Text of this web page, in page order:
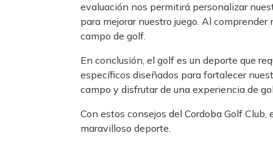
evaluación nos permitirá personalizar
para mejorar nuestro juego. Al
campo de golf.
En conclusión, el golf es un deporte que
específicos diseñados para fortalecer
campo y disfrutar de una experiencia de
Con estos consejos del Cordoba Golf
maravilloso deporte.